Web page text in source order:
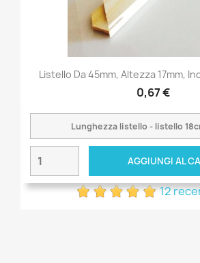
Listello Da 45mm, Altezza 17mm,
0,67 €
AGGIUNGI AL
12